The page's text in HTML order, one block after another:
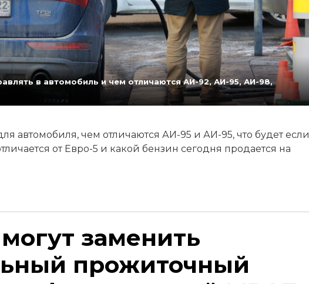
в автомобиль и чем отличаются АИ-92, АИ-95, АИ-98,
автомобиля, чем отличаются АИ-95 и АИ-95, что будет если
от Евро-5 и какой бензин сегодня продается на
заменить
прожиточный